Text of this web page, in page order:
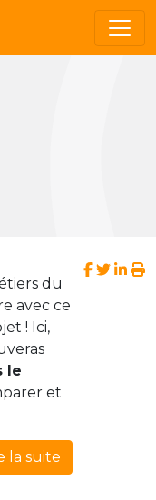
du
avec ce
! Ici,
le
et
la suite